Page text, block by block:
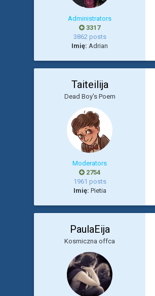
Administrators
3317
3862 posts
Imię: Adrian
Taiteilija
Dead Boy's Poem
Moderators
2754
1961 posts
Imię: Pietia
PaulaEija
Kosmiczna offca